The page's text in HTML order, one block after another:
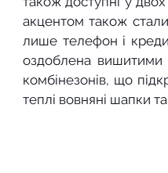
акцентом також
лише телефон і
оздоблена вишитими
комбінезонів, що
теплі вовняні шапки